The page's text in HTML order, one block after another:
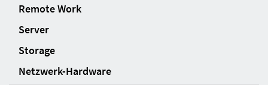
Remote Work
Server
Storage
Netzwerk-Hardware